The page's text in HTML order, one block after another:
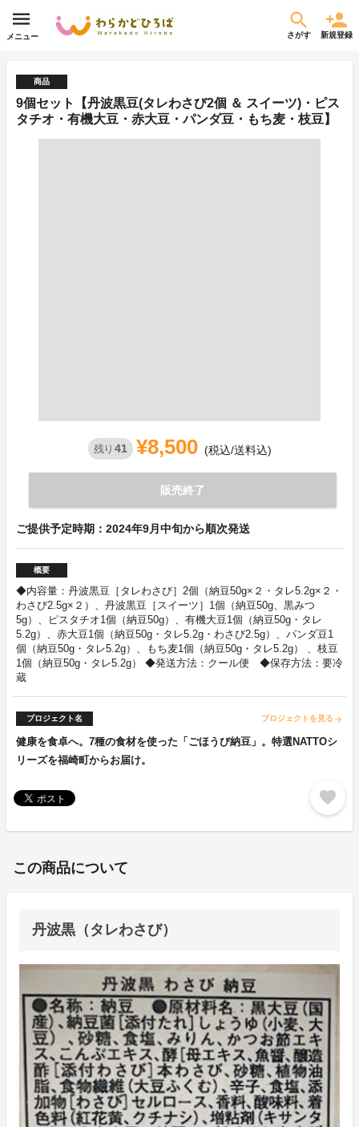
メニュー さがす 新規登録
商品
9個セット【丹波黒豆(タレわさび2個 ＆ スイーツ)・ピス
タチオ・有機大豆・赤大豆・パンダ豆・もち麦・枝豆】
残り 41 ¥8,500 (税込/送料込)
販売終了
ご提供予定時期：2024年9月中旬から順次発送
概要
◆内容量：丹波黒豆［タレわさび］2個（納豆50g×２・タレ5.2g×２・
わさび2.5g×２）、丹波黒豆［スイーツ］1個（納豆50g、黒みつ
5g）、ピスタチオ1個（納豆50g）、有機大豆1個（納豆50g・タレ
5.2g）、赤大豆1個（納豆50g・タレ5.2g・わさび2.5g）、パンダ豆1
個（納豆50g・タレ5.2g）、もち麦1個（納豆50g・タレ5.2g） 、枝豆
1個（納豆50g・タレ5.2g） ◆発送方法：クール便 ◆保存方法：要冷
蔵
プロジェクト名 プロジェクトを見る arrow_forward
健康を食卓へ。7種の食材を使った「ごほうび納豆」。特選NATTOシ
リーズを福崎町からお届け。
favorite
この商品について
丹波黒（タレわさび）